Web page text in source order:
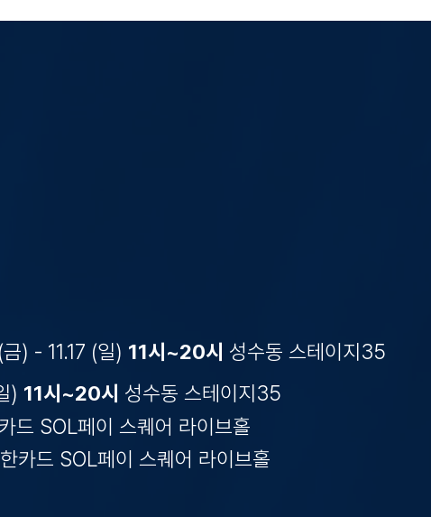
금) - 11.17 (일) 11시~20시 성수동 스테이지35
) 11시~20시 성수동 스테이지35
드 SOL페이 스퀘어 라이브홀
카드 SOL페이 스퀘어 라이브홀